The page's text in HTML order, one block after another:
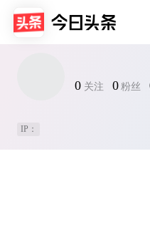
0 关注 0 粉丝
IP：